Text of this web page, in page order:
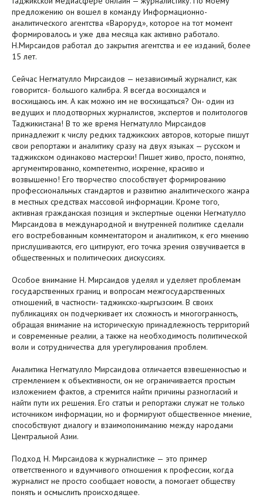
предложению он вошел в команду Информационно-
аналитического агентства «Вароруд», которое на тот момент
формировалось и уже два месяца как активно работало.
Н.Мирсаидов работал до закрытия агентства и ее изданий, более
15 лет.
Сейчас Негматулло Мирсаидов — независимый журналист, как
говорится- большого калибра. Я всегда восхищался и
восхищаюсь им. А как можно им не восхищаться? Он- один из
ведущих и плодотворных журналистов, экспертов и политологов
Таджикистана! В то же время Негматулло Мирсаидов
принадлежит к числу редких таджикских авторов, которые пишут
свои репортажи и аналитику сразу на двух языках — русском и
таджикском одинаково мастерски! Пишет живо, просто, понятно,
аргументированно, компетентно, искренне, красиво и
возвышенно! Его творчество способствует формированию
профессиональных стандартов и развитию аналитического жанра
в местных средствах массовой информации. Кроме того,
активная гражданская позиция и экспертные оценки Негматулло
Мирсаидова в международной и внутренней политике сделали
его востребованным комментатором и аналитиком, к его мнению
прислушиваются, его цитируют, его точка зрения озвучивается в
общественных и политических дискуссиях.
Особое внимание Н. Мирсаидов уделял и уделяет проблемам
государственных границ и вопросам межгосударственных
отношений, в частности- таджикско-кыргызским. В своих
публикациях он подчеркивает их сложность и многогранность,
обращая внимание на историческую принадлежность территорий
и современные реалии, а также на необходимость политической
воли и сотрудничества для урегулирования проблем.
Аналитика Негматулло Мирсаидова отличается взвешенностью и
стремлением к объективности, он не ограничивается простым
изложением фактов, а стремится найти причины разногласий и
найти пути их решения. Его статьи и репортажи служат не только
источником информации, но и формируют общественное мнение,
способствуют диалогу и взаимопониманию между народами
Центральной Азии.
Подход Н. Мирсаидова к журналистике — это пример
ответственного и вдумчивого отношения к профессии, когда
журналист не просто сообщает новости, а помогает обществу
понять и осмыслить происходящее.